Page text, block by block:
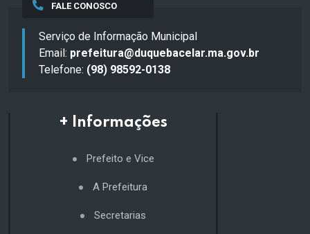
FALE CONOSCO
Serviço de Informação Municipal
Email: prefeitura@duquebacelar.ma.gov.br
Telefone: (98) 98592-0138
+ Informações
Prefeito e Vice
A Prefeitura
Secretarias